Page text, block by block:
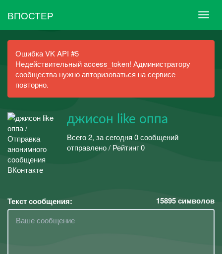
ВПОСТЕР
Ошибка VK API #5
Недействительный access_token! Администратору
сообщества нужно авторизоваться на сервисе
повторно.
джисон like оппа
Всего 2, за сегодня 0 сообщений
отправлено / Рейтинг 0
Текст сообщения: 15895символов